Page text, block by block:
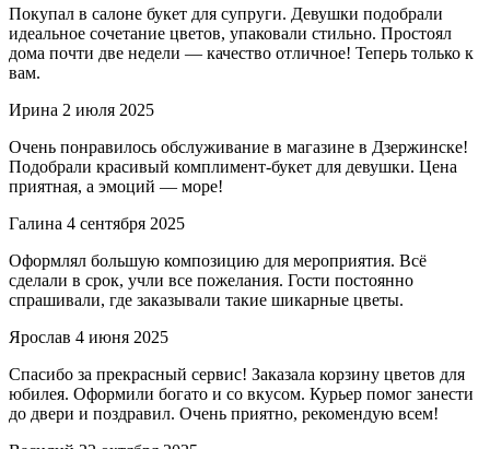
Покупал в салоне букет для супруги. Девушки подобрали
идеальное сочетание цветов, упаковали стильно. Простоял
дома почти две недели — качество отличное! Теперь только к
вам.
Ирина 2 июля 2025
Очень понравилось обслуживание в магазине в Дзержинске!
Подобрали красивый комплимент-букет для девушки. Цена
приятная, а эмоций — море!
Галина 4 сентября 2025
Оформлял большую композицию для мероприятия. Всё
сделали в срок, учли все пожелания. Гости постоянно
спрашивали, где заказывали такие шикарные цветы.
Ярослав 4 июня 2025
Спасибо за прекрасный сервис! Заказала корзину цветов для
юбилея. Оформили богато и со вкусом. Курьер помог занести
до двери и поздравил. Очень приятно, рекомендую всем!